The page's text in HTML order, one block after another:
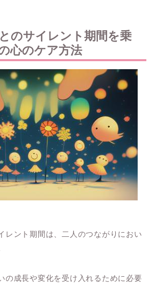
のサイレント期間を乗
心のケア方法
レント期間は、二人のつながりにおい
の成長や変化を受け入れるために必要